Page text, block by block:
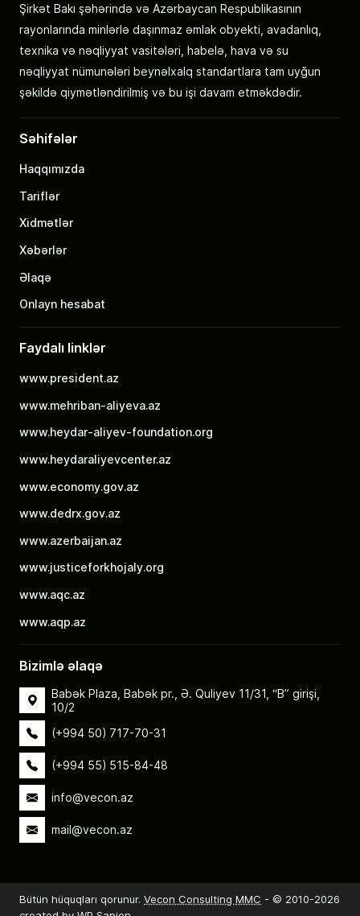
Şirkət Bakı şəhərində və Azərbaycan Respublikasının
rayonlarında minlərlə daşınmaz əmlak obyekti, avadanlıq,
texnika və nəqliyyat vasitələri, habelə, hava və su
nəqliyyat nümunələri beynəlxalq standartlara tam uyğun
şəkildə qiymətləndirilmiş və bu işi davam etməkdədir.
Səhifələr
Haqqımızda
Tariflər
Xidmətlər
Xəbərlər
Əlaqə
Onlayn hesabat
Faydalı linklər
www.president.az
www.mehriban-aliyeva.az
www.heydar-aliyev-foundation.org
www.heydaraliyevcenter.az
www.economy.gov.az
www.dedrx.gov.az
www.azerbaijan.az
www.justiceforkhojaly.org
www.aqc.az
www.aqp.az
Bizimlə əlaqə
Babək Plaza, Babək pr., Ə. Quliyev 11/31, “B” girişi,
10/2
(+994 50) 717-70-31
(+994 55) 515-84-48
info@vecon.az
mail@vecon.az
Bütün hüquqları qorunur. Vecon Consulting MMC - © 2010-2026